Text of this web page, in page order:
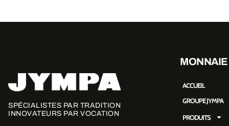
SPÉCIALISTES PAR TRADITION
INNOVATEURS PAR VOCATION
MONNAIE
ACCUEIL
GROUPE JYMPA
PRODUITS